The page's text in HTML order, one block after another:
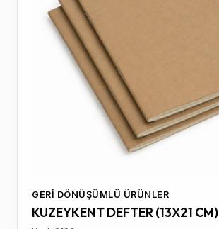
GERI DÖNÜŞÜMLÜ ÜRÜNLER
KUZEYKENT DEFTER (13X21 CM)